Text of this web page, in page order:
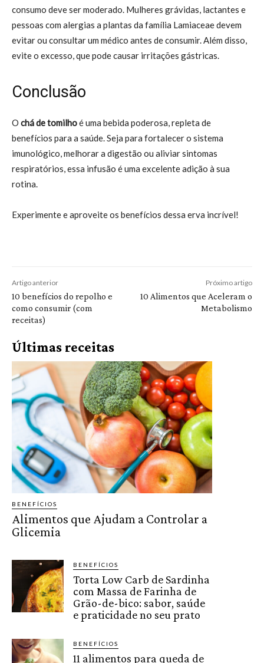
consumo deve ser moderado. Mulheres grávidas, lactantes e
pessoas com alergias a plantas da família Lamiaceae devem
evitar ou consultar um médico antes de consumir. Além disso,
evite o excesso, que pode causar irritações gástricas.
Conclusão
O chá de tomilhoé uma bebida poderosa, repleta de
benefícios para a saúde. Seja para fortalecer o sistema
imunológico, melhorar a digestão ou aliviar sintomas
respiratórios, essa infusão é uma excelente adição à sua
rotina.
Experimente e aproveite os benefícios dessa erva incrível!
Artigo anterior
10 benefícios do repolho e
como consumir (com
receitas)
Próximo artigo
10 Alimentos que Aceleram o
Metabolismo
Últimas receitas
BENEFÍCIOS
Alimentos que Ajudam a Controlar a
Glicemia
BENEFÍCIOS
Torta Low Carb de Sardinha
com Massa de Farinha de
Grão-de-bico: sabor, saúde
e praticidade no seu prato
BENEFÍCIOS
11 alimentos para queda de